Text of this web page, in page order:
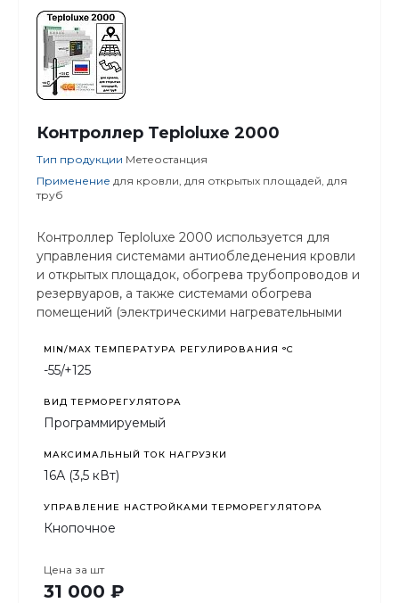
Контроллер Teploluxe 2000
Тип продукции Метеостанция
Применение для кровли, для открытых площадей, для
труб
Контроллер Teploluxe 2000 используется для
управления системами антиобледенения кровли
и открытых площадок, обогрева трубопроводов и
резервуаров, а также системами обогрева
помещений (электрическими нагревательными
электронагревателями).
MIN/MAX ТЕМПЕРАТУРА РЕГУЛИРОВАНИЯ °С
-55/+125
ВИД ТЕРМОРЕГУЛЯТОРА
Программируемый
МАКСИМАЛЬНЫЙ ТОК НАГРУЗКИ
16А (3,5 кВт)
УПРАВЛЕНИЕ НАСТРОЙКАМИ ТЕРМОРЕГУЛЯТОРА
Кнопочное
Цена за шт
31 000 ₽